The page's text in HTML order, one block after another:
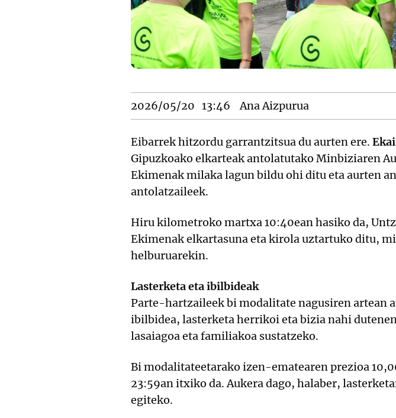
2026/05/20 13:46 Ana Aizpurua
Eibarrek hitzordu garrantzitsua du aurten ere.
Gipuzkoako elkarteak antolatutako Minbiziaren
Ekimenak milaka lagun bildu ohi ditu eta aurten
antolatzaileek.
Hiru kilometroko martxa 10:40ean hasiko da,
Ekimenak elkartasuna eta kirola uztartuko ditu,
helburuarekin.
Lasterketa eta ibilbideak
Parte-hartzaileek bi modalitate nagusiren artean
ibilbidea, lasterketa herrikoi eta bizia nahi
lasaiagoa eta familiakoa sustatzeko.
Bi modalitateetarako izen-ematearen prezioa
23:59an itxiko da. Aukera dago, halaber,
egiteko.